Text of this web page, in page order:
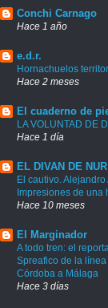
Conchi Carnago
Hace 1 año
e.d.r.
Hornachuelos
Hace 2 meses
El cuaderno de
LA VOLUNTAD DE
Hace 1 día
EL DIVAN DE NUR
El cautivo. Alejandro
Impresiones de una
Hace 10 meses
El Marginador
A todo tren: el
Spreafico de la
Córdoba a Málaga
Hace 3 días